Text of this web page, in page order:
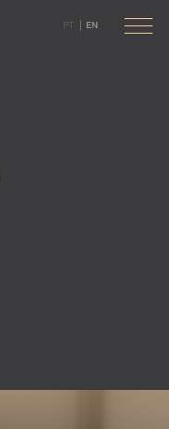
PT EN